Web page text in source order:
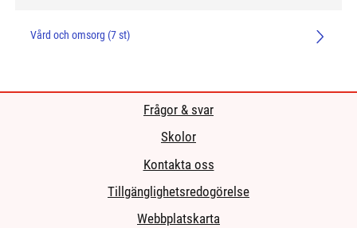
Vård och omsorg (7 st)
Frågor & svar
Skolor
Kontakta oss
Tillgänglighetsredogörelse
Webbplatskarta